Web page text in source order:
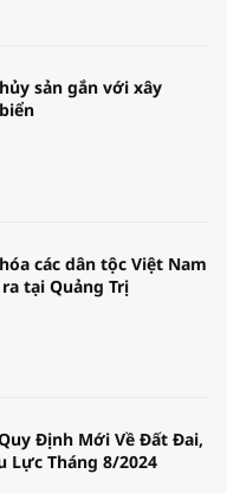
sản gắn với xây
các dân tộc Việt Nam
tại Quảng Trị
Định Mới Về Đất Đai,
Lực Tháng 8/2024